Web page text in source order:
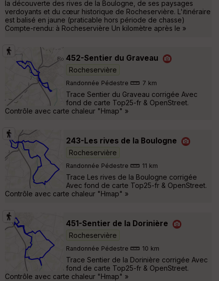
la découverte des rives de la Boulogne, de ses paysages
verdoyants et du cœur historique de Rocheservière. L'itinéraire
est balisé en jaune (praticable hors période de chasse)
Compte-rendu: à Rocheservière Un kilomètre après le »
452-Sentier du Graveau
Rocheservière
Randonnée Pédestre 7 km
Trace Sentier du Graveau corrigée Avec
fond de carte Top25-fr & OpenStreet.
Contrôle avec carte chaleur "Hmap" »
243-Les rives de la Boulogne
Rocheservière
Randonnée Pédestre 11 km
Trace Les rives de la Boulogne corrigée
Avec fond de carte Top25-fr & OpenStreet.
Contrôle avec carte chaleur "Hmap" »
451-Sentier de la Dorinière
Rocheservière
Randonnée Pédestre 10 km
Trace Sentier de la Dorinière corrigée Avec
fond de carte Top25-fr & OpenStreet.
Contrôle avec carte chaleur "Hmap" »